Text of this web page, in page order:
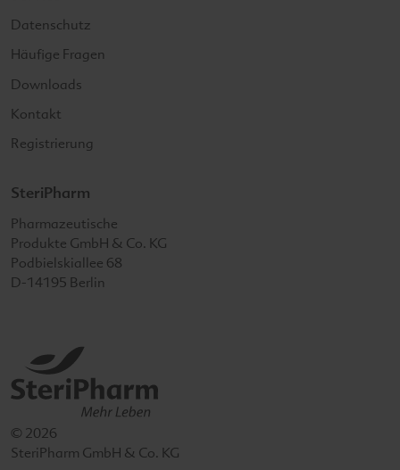
Datenschutz
Häufige Fragen
Downloads
Kontakt
Registrierung
SteriPharm
SteriPharm
Pharmazeutische
Produkte GmbH & Co. KG
Podbielskiallee 68
D-14195 Berlin
© 2026
SteriPharm GmbH & Co. KG